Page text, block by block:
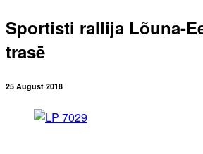
Sportisti rallija Lõuna-
trasē
25 August 2018